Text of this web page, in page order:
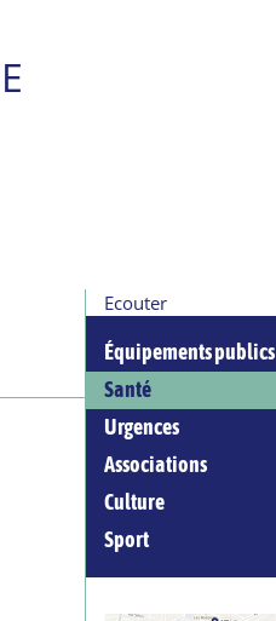
Ecouter
Équipements publics
Santé
Urgences
Associations
Culture
Sport